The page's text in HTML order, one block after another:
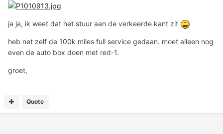
ja ja, ik weet dat het stuur aan de verkeerde kant zit
heb net zelf de 100k miles full service gedaan. moet alleen nog
even de auto box doen met red-1.
groet,
Quote